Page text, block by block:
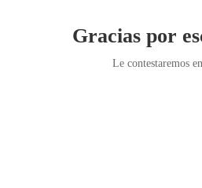
Gracias por
Le contestaremos